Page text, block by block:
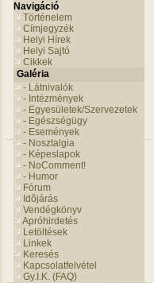
Navigáció
Történelem
Címjegyzék
Helyi Hírek
Helyi Sajtó
Cikkek
Galéria
- Látnivalók
- Intézmények
- Egyesületek/Szervezetek
- Egészségügy
- Események
- Nosztalgia
- Képeslapok
- NoComment!
- Humor
Fórum
Idõjárás
Vendégkönyv
Apróhirdetés
Letöltések
Linkek
Keresés
Kapcsolatfelvétel
Gy.I.K. (FAQ)